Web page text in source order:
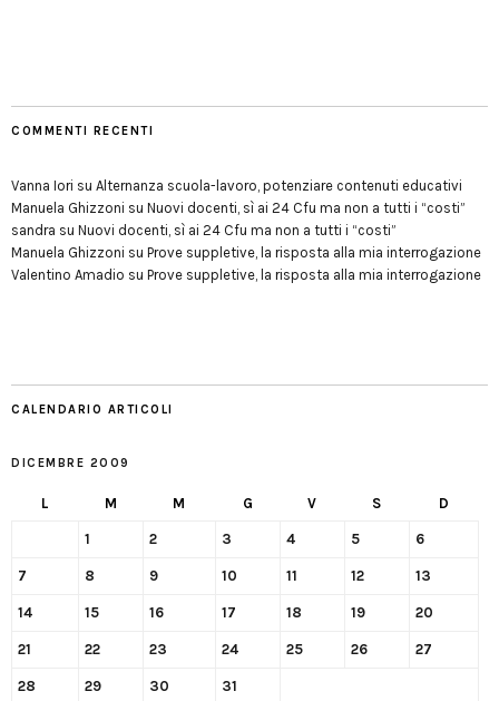
COMMENTI RECENTI
Vanna Iori su Alternanza scuola-lavoro, potenziare contenuti educativi
Manuela Ghizzoni su Nuovi docenti, sì ai 24 Cfu ma non a tutti i “costi”
sandra su Nuovi docenti, sì ai 24 Cfu ma non a tutti i “costi”
Manuela Ghizzoni su Prove suppletive, la risposta alla mia interrogazione
Valentino Amadio su Prove suppletive, la risposta alla mia interrogazione
CALENDARIO ARTICOLI
DICEMBRE 2009
L M M G V S D
1 2 3 4 5 6
7 8 9 10 11 12 13
14 15 16 17 18 19 20
21 22 23 24 25 26 27
28 29 30 31